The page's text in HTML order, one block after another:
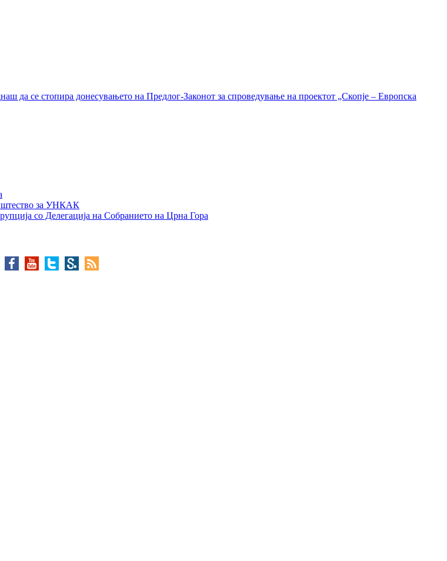
да се стопира донесувањето на Предлог-Законот за спроведување на проектот „Скопје – Европска
за УНКАК
со Делегација на Собранието на Црна Гора